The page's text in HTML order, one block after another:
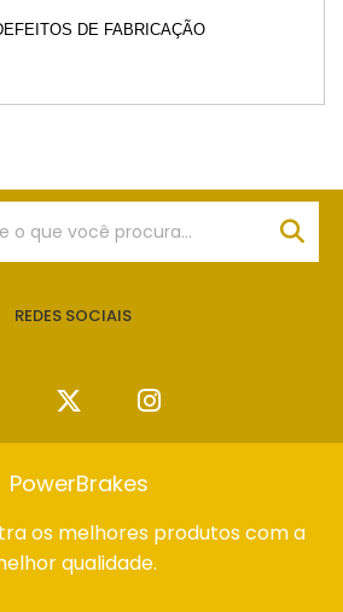
DE FABRICAÇÃO
REDES SOCIAIS
PowerBrakes
os melhores produtos com a
qualidade.